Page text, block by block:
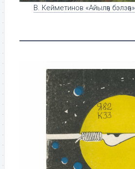
В. Кейметинов «Айылҕа бэлэҕэ»